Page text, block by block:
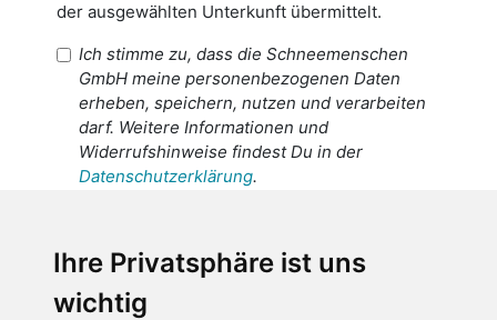
Ihre Privatsphäre ist uns
wichtig
der ausgewählten Unterkunft übermittelt.
Ich stimme zu, dass die Schneemenschen
GmbH meine personenbezogenen Daten
erheben, speichern, nutzen und verarbeiten
darf. Weitere Informationen und
Widerrufshinweise findest Du in der
Datenschutzerklärung.
personenbezogenen Daten an den
Empfänger dieser Nachricht weitergeleitet
werden dürfen. Weitere Informationen und